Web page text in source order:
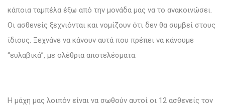
κάποια ταμπέλα έξω από την μονάδα μας να το ανακοινώσει.
Οι ασθενείς ξεχνιόνται και νομίζουν ότι δεν θα συμβεί στους
ίδιους. Ξεχνάνε να κάνουν αυτά που πρέπει να κάνουμε
“ευλαβικά”, με ολέθρια αποτελέσματα.
Η μάχη μας λοιπόν είναι να σωθούν αυτοί οι 12 ασθενείς τον